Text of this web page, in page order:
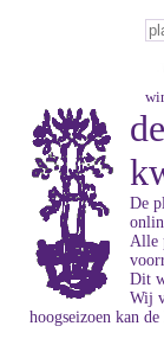
De
Alle
Dit
Wij
hoogseizoen kan